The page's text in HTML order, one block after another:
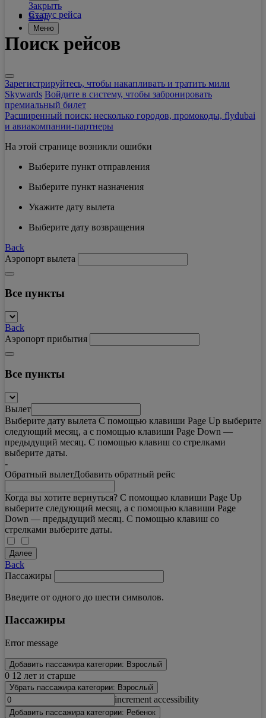
Закрыть
Вход
Меню
Статус рейса
Поиск рейсов
Зарегистрируйтесь, чтобы накапливать и тратить мили
Skywards Войдите в систему, чтобы забронировать
премиальный билет
Расширенный поиск: несколько городов, промокоды, flydubai
и авиакомпании-партнеры
На этой странице возникли ошибки
Выберите пункт отправления
Выберите пункт назначения
Укажите дату вылета
Выберите дату возвращения
Back
Аэропорт вылета
Все пункты
Back
Аэропорт прибытия
Все пункты
Вылет
Выберите дату вылета С помощью клавиши Page Up выберите
следующий месяц, а с помощью клавиши Page Down —
предыдущий месяц. С помощью клавиш со стрелками
выберите даты.
-
Обратный вылетДобавить обратный рейс
Когда вы хотите вернуться? С помощью клавиши Page Up
выберите следующий месяц, а с помощью клавиши Page
Down — предыдущий месяц. С помощью клавиш со
стрелками выберите даты.
Далее
Back
Пассажиры
Введите от одного до шести символов.
Пассажиры
Error message
Добавить пассажира категории: Взрослый
0 12 лет и старше
Убрать пассажира категории: Взрослый
increment accessibility
Добавить пассажира категории: Ребенок